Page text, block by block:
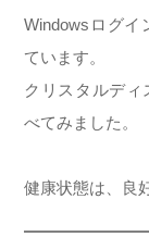
Windowsログイ
ています。
クリスタルデ
べてみました。
健康状態は、良